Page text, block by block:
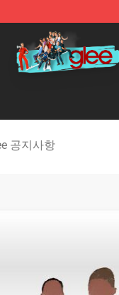
Merchandise Shop
공지사항